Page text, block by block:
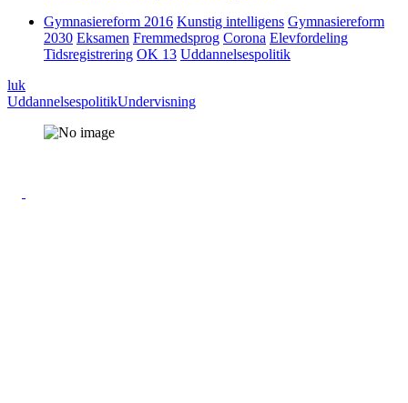
Gymnasiereform 2016 Kunstig intelligens Gymnasiereform
2030 Eksamen Fremmedsprog Corona Elevfordeling
Tidsregistrering OK 13 Uddannelsespolitik
luk
UddannelsespolitikUndervisning